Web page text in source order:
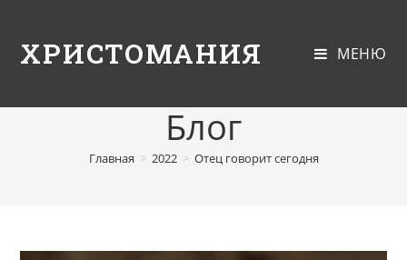
ХРИСТОМАНИЯ МЕНЮ
Блог
Главная > 2022 > Отец говорит сегодня